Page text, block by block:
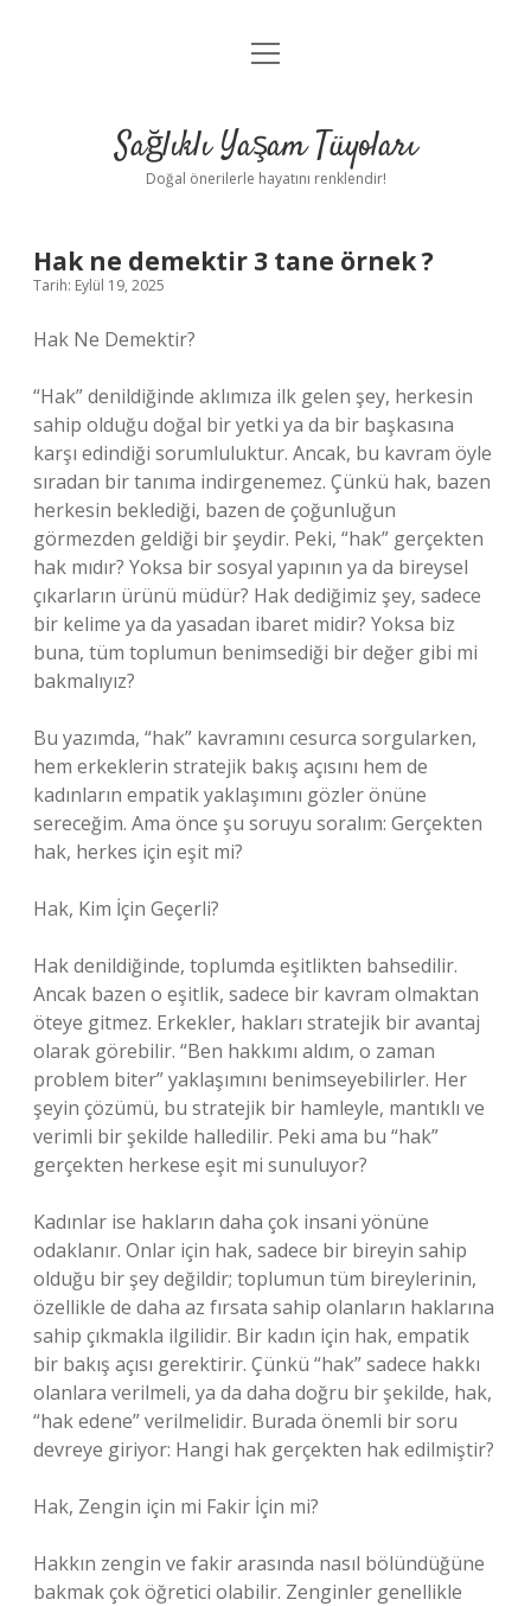
Anasayfa
Yasal Uyarı
menüyü
Sağlıklı Yaşam Tüyoları
Doğal önerilerle hayatını renklendir!
Hak ne demektir 3 tane örnek ?
Tarih: Eylül 19, 2025
Hak Ne Demektir?
“Hak” denildiğinde aklımıza ilk gelen şey, herkesin
sahip olduğu doğal bir yetki ya da bir başkasına
karşı edindiği sorumluluktur. Ancak, bu kavram öyle
sıradan bir tanıma indirgenemez. Çünkü hak, bazen
herkesin beklediği, bazen de çoğunluğun
görmezden geldiği bir şeydir. Peki, “hak” gerçekten
hak mıdır? Yoksa bir sosyal yapının ya da bireysel
çıkarların ürünü müdür? Hak dediğimiz şey, sadece
bir kelime ya da yasadan ibaret midir? Yoksa biz
buna, tüm toplumun benimsediği bir değer gibi mi
bakmalıyız?
Bu yazımda, “hak” kavramını cesurca sorgularken,
hem erkeklerin stratejik bakış açısını hem de
kadınların empatik yaklaşımını gözler önüne
sereceğim. Ama önce şu soruyu soralım: Gerçekten
hak, herkes için eşit mi?
Hak, Kim İçin Geçerli?
Hak denildiğinde, toplumda eşitlikten bahsedilir.
Ancak bazen o eşitlik, sadece bir kavram olmaktan
öteye gitmez. Erkekler, hakları stratejik bir avantaj
olarak görebilir. “Ben hakkımı aldım, o zaman
problem biter” yaklaşımını benimseyebilirler. Her
şeyin çözümü, bu stratejik bir hamleyle, mantıklı ve
verimli bir şekilde halledilir. Peki ama bu “hak”
gerçekten herkese eşit mi sunuluyor?
Kadınlar ise hakların daha çok insani yönüne
odaklanır. Onlar için hak, sadece bir bireyin sahip
olduğu bir şey değildir; toplumun tüm bireylerinin,
özellikle de daha az fırsata sahip olanların haklarına
sahip çıkmakla ilgilidir. Bir kadın için hak, empatik
bir bakış açısı gerektirir. Çünkü “hak” sadece hakkı
olanlara verilmeli, ya da daha doğru bir şekilde, hak,
“hak edene” verilmelidir. Burada önemli bir soru
devreye giriyor: Hangi hak gerçekten hak edilmiştir?
Hak, Zengin için mi Fakir İçin mi?
Hakkın zengin ve fakir arasında nasıl bölündüğüne
bakmak çok öğretici olabilir. Zenginler genellikle